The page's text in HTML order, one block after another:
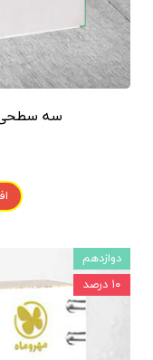
سه سطحی
دوازدهم
۱۰ درصد